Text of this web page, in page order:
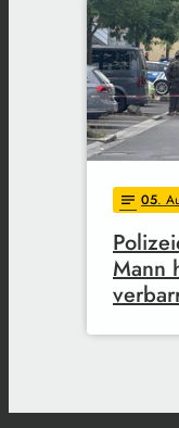
notes 05.
Mann